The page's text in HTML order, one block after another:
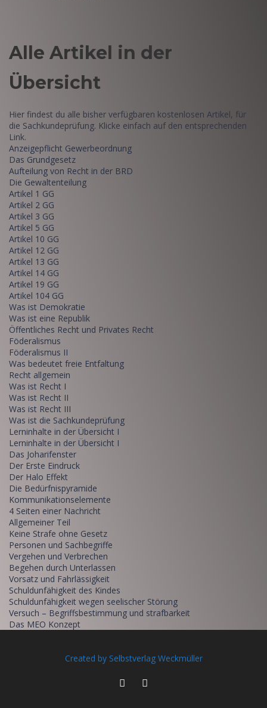
Alle Artikel in der
Übersicht
Hier findest du alle bisher verfügbaren kostenlosen Artikel, für
die Sachkundeprüfung. Klicke einfach auf den entsprechenden
Link.
Anzeigepflicht Gewerbeordnung
Das Grundgesetz
Aufteilung von Recht in der BRD
Die Gewaltenteilung
Artikel 1 GG
Artikel 2 GG
Artikel 3 GG
Artikel 5 GG
Artikel 10 GG
Artikel 12 GG
Artikel 13 GG
Artikel 14 GG
Artikel 19 GG
Artikel 104 GG
Was ist Demokratie
Was ist eine Republik
Öffentliches Recht und Privates Recht
Föderalismus
Föderalismus II
Was bedeutet freie Entfaltung
Recht allgemein
Was ist Recht I
Was ist Recht II
Was ist Recht III
Was ist die Sachkundeprüfung
Lerninhalte in der Übersicht I
Lerninhalte in der Übersicht I
Das Joharifenster
Der Erste Eindruck
Der Halo Effekt
Die Bedürfnispyramide
Kommunikationselemente
4 Seiten einer Nachricht
Allgemeiner Teil
Keine Strafe ohne Gesetz
Personen und Sachbegriffe
Vergehen und Verbrechen
Begehen durch Unterlassen
Vorsatz und Fahrlässigkeit
Schuldunfähigkeit des Kindes
Schuldunfähigkeit wegen seelischer Störung
Versuch – Begriffsbestimmung und strafbarkeit
Das MEO Konzept
Created by Selbstverlag Weckmüller